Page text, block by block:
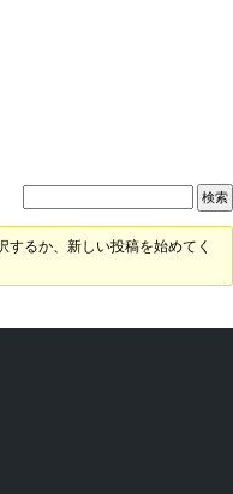
するか、新しい投稿を始めてく